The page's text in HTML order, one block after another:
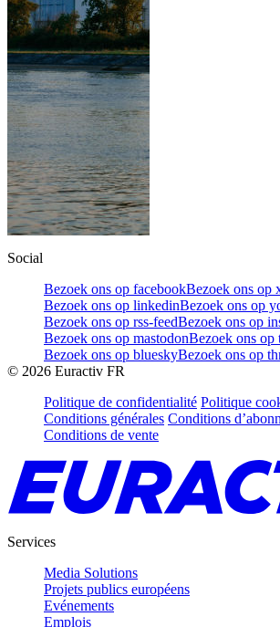
Social
Bezoek ons op facebookBezoek ons op
Bezoek ons op linkedinBezoek ons op
Bezoek ons op rss-feedBezoek ons op
Bezoek ons op mastodonBezoek ons op
Bezoek ons op blueskyBezoek ons op
© 2026 Euractiv FR
Politique de confidentialité Politique
Conditions générales Conditions
Conditions de vente
Services
Media Solutions
Projets publics européens
Evénements
Emplois